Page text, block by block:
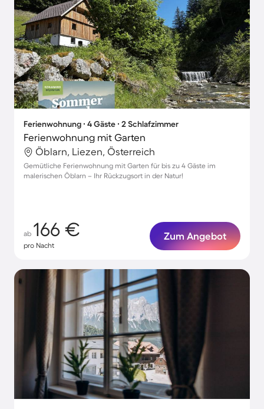
Ferienwohnung ∙ 4 Gäste ∙ 2 Schlafzimmer
Ferienwohnung mit Garten
Öblarn, Liezen, Österreich
Gemütliche Ferienwohnung mit Garten für bis zu 4 Gäste im
malerischen Öblarn – Ihr Rückzugsort in der Natur!
ab 166 €
pro Nacht
Zum Angebot